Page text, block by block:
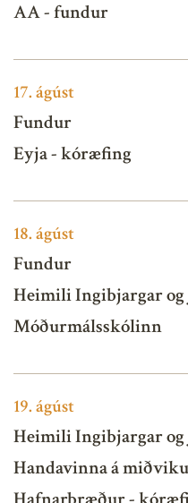
AA - fundur
17.ágúst
Fundur
Eyja - kóræfing
18.ágúst
Fundur
Heimili Ingibjargar og
Móðurmálsskólinn
19.ágúst
Heimili Ingibjargar og
Handavinna á